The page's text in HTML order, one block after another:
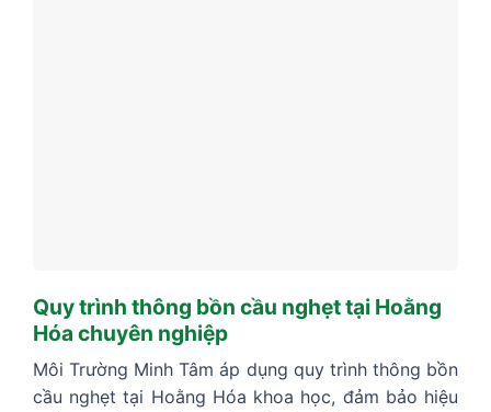
Quy trình thông bồn cầu nghẹt tại Hoằng
Hóa chuyên nghiệp
Môi Trường Minh Tâm áp dụng quy trình thông bồn
cầu nghẹt tại Hoằng Hóa khoa học, đảm bảo hiệu